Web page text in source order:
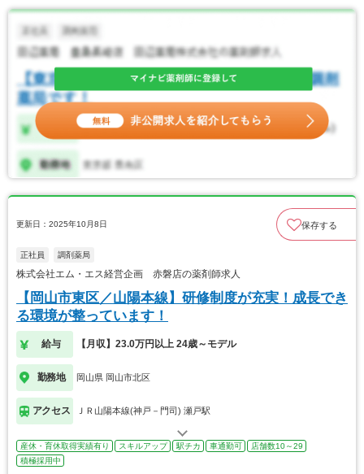
更新日：2025年10月8日 保存する
正社員 調剤薬局
株式会社エム・エス経営企画 赤磐店の薬剤師求人
【岡山市東区／山陽本線】研修制度が充実！成長でき
る環境が整っています！
給与 【月収】23.0万円以上 24歳～モデル
勤務地 岡山県 岡山市北区
アクセス ＪＲ山陽本線(神戸－門司) 瀬戸駅
産休・育休取得実績有り スキルアップ 駅チカ 車通勤可
店舗数10～29
積極採用中